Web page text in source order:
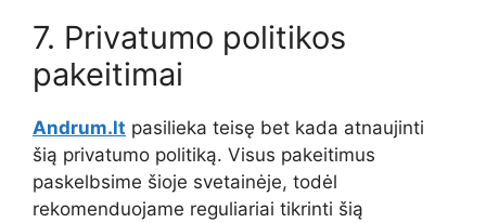
7. Privatumo politikos
pakeitimai
Andrum.lt pasilieka teisę bet kada atnaujinti
šią privatumo politiką. Visus pakeitimus
paskelbsime šioje svetainėje, todėl
rekomenduojame reguliariai tikrinti šią